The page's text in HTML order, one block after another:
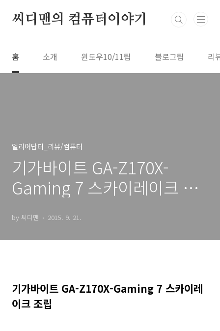
씨디맨의 컴퓨터이야기
홈 소개 윈도우10/11팁 블로그팁 리
얼리어답터_리뷰/컴퓨터
기가바이트 GA-Z170X-
Gaming 7 스카이레이크 조
by 씨디맨 2015. 9. 21.
기가바이트 GA-Z170X-Gaming 7 스카이레
이크 조립